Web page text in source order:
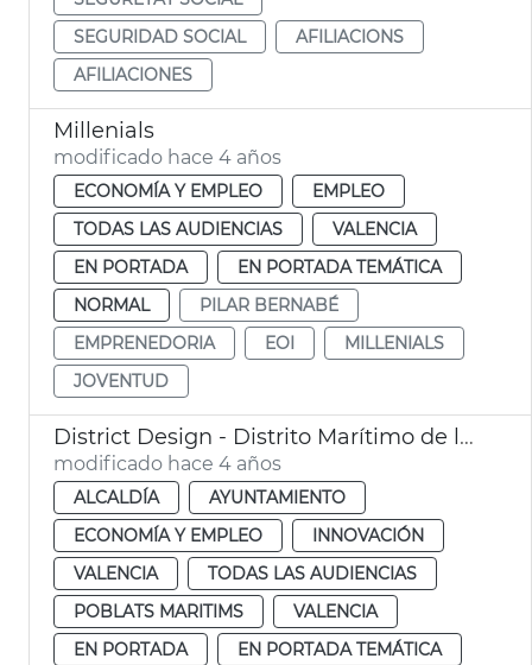
SEGURIDAD SOCIAL
AFILIACIONS
AFILIACIONES
Millenials
modificado hace 4 años
ECONOMÍA Y EMPLEO
EMPLEO
TODAS LAS AUDIENCIAS
VALENCIA
EN PORTADA
EN PORTADA TEMÁTICA
NORMAL
PILAR BERNABÉ
EMPRENEDORIA
EOI
MILLENIALS
JOVENTUD
District Design - Distrito Marítimo de la Innovación y la Creatividad
modificado hace 4 años
ALCALDÍA
AYUNTAMIENTO
ECONOMÍA Y EMPLEO
INNOVACIÓN
VALENCIA
TODAS LAS AUDIENCIAS
POBLATS MARITIMS
VALENCIA
EN PORTADA
EN PORTADA TEMÁTICA